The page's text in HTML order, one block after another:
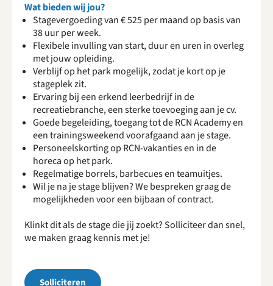
Wat bieden wij jou?
Stagevergoeding van € 525 per maand op basis van
38 uur per week.
Flexibele invulling van start, duur en uren in overleg
met jouw opleiding.
Verblijf op het park mogelijk, zodat je kort op je
stageplek zit.
Ervaring bij een erkend leerbedrijf in de
recreatiebranche, een sterke toevoeging aan je cv.
Goede begeleiding, toegang tot de RCN Academy en
een trainingsweekend voorafgaand aan je stage.
Personeelskorting op RCN-vakanties en in de
horeca op het park.
Regelmatige borrels, barbecues en teamuitjes.
Wil je na je stage blijven? We bespreken graag de
mogelijkheden voor een bijbaan of contract.
Klinkt dit als de stage die jij zoekt? Solliciteer dan snel,
we maken graag kennis met je!
Solliciteren